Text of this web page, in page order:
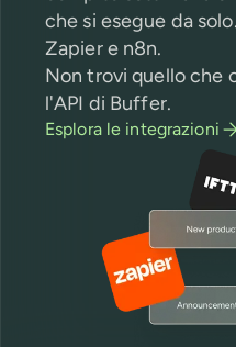
che si esegue da
Zapier e n8n.
Non trovi quello che
l'API di Buffer.
Esplora le integrazioni